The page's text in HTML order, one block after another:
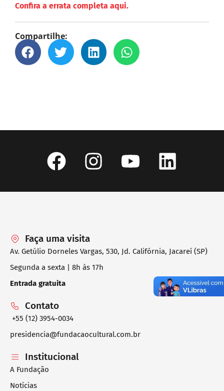
Confira a errata completa aqui.
Compartilhe:
Faça uma visita
Av. Getúlio Dorneles Vargas, 530, Jd. Califórnia, Jacareí (SP)
Segunda a sexta | 8h às 17h
Entrada gratuita
Contato
+55 (12) 3954-0034
presidencia@fundacaocultural.com.br
Institucional
A Fundação
Notícias